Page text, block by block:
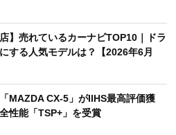
店】売れているカーナビTOP10｜ドラ
する人気モデルは？【2026年6月
MAZDA CX-5」がIIHS最高評価獲
性能「TSP+」を受賞